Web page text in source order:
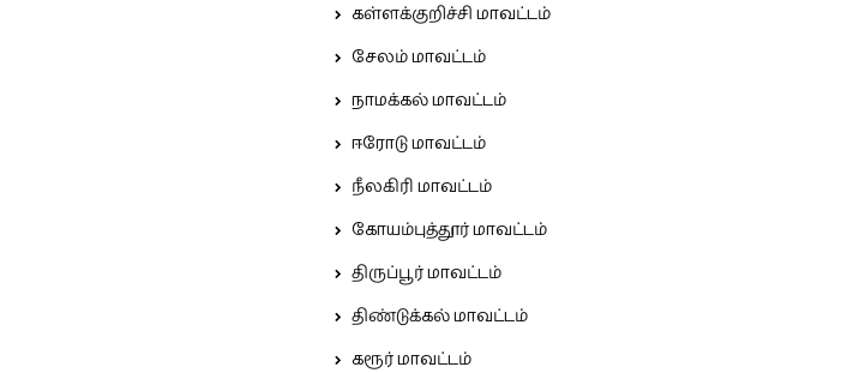
கள்ளக்குறிச்சி மாவட்டம்
சேலம் மாவட்டம்
நாமக்கல் மாவட்டம்
ஈரோடு மாவட்டம்
நீலகிரி மாவட்டம்
கோயம்புத்தூர் மாவட்டம்
திருப்பூர் மாவட்டம்
திண்டுக்கல் மாவட்டம்
கரூர் மாவட்டம்